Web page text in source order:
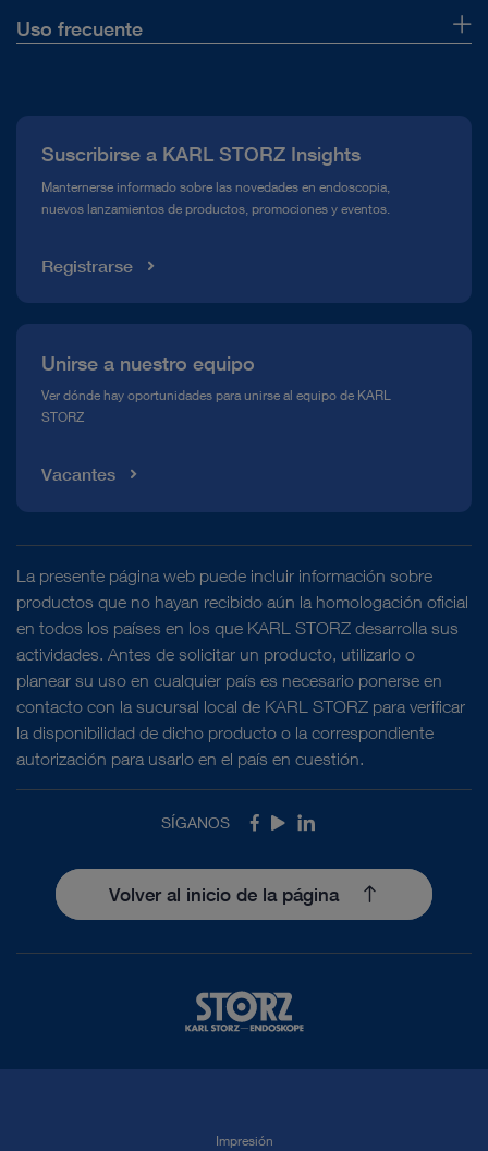
Uso frecuente
Línea de atención para el Cumplimiento normativo (Hotline)
Mediateca
Suscribirse a KARL STORZ Insights
Manternerse informado sobre las novedades en endoscopia,
nuevos lanzamientos de productos, promociones y eventos.
Registrarse
Unirse a nuestro equipo
Ver dónde hay oportunidades para unirse al equipo de KARL
STORZ
Vacantes
La presente página web puede incluir información sobre
productos que no hayan recibido aún la homologación oficial
en todos los países en los que KARL STORZ desarrolla sus
actividades. Antes de solicitar un producto, utilizarlo o
planear su uso en cualquier país es necesario ponerse en
contacto con la sucursal local de KARL STORZ para verificar
la disponibilidad de dicho producto o la correspondiente
autorización para usarlo en el país en cuestión.
SÍGANOS Facebook
YoutubeLinkedIn
Volver al inicio de la página
Impresión